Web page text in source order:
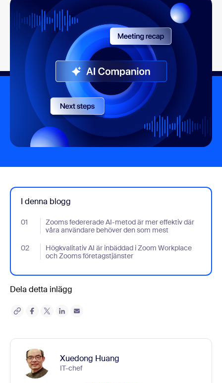
I denna blogg
01
Zooms federerade AI-metod är mer effektiv där
våra användare behöver den som mest
- Jumplink to Zooms federerade AI-metod är mer effektiv där
02
Högkvalitativ AI är inbäddad i Zoom Workplace
och Zooms företagstjänster
- Jumplink to Högkvalitativ AI är inbäddad i Zoom Workplace
Dela detta inlägg
Xuedong Huang
IT-chef